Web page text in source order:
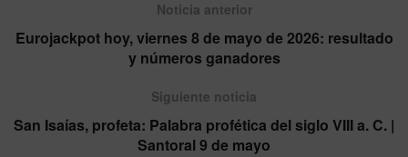
Noticia anterior
Eurojackpot hoy, viernes 8 de mayo de 2026: resultado
y números ganadores
Siguiente noticia
San Isaías, profeta: Palabra profética del siglo VIII a. C. |
Santoral 9 de mayo